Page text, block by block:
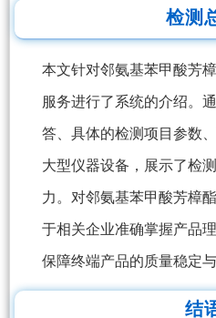
检测
本文针对邻氨基苯甲酸芳
服务进行了系统的介绍。
答、具体的检测项目参数
大型仪器设备，展示了检
力。对邻氨基苯甲酸芳樟
于相关企业准确掌握产品
保障终端产品的质量稳定与
结